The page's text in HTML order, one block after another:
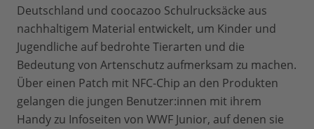
Deutschland und coocazoo Schulrucksäcke aus
nachhaltigem Material entwickelt, um Kinder und
Jugendliche auf bedrohte Tierarten und die
Bedeutung von Artenschutz aufmerksam zu machen.
Über einen Patch mit NFC-Chip an den Produkten
gelangen die jungen Benutzer:innen mit ihrem
Handy zu Infoseiten von WWF Junior, auf denen sie